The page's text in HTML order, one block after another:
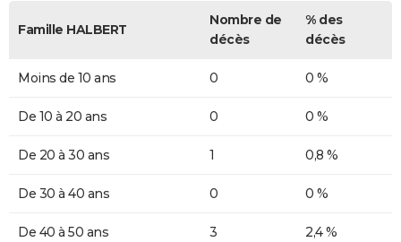
Famille HALBERT
Nombre de
décès
% des
décès
Moins de 10 ans 0 0 %
De 10 à 20 ans 0 0 %
De 20 à 30 ans 1 0,8 %
De 30 à 40 ans 0 0 %
De 40 à 50 ans 3 2,4 %